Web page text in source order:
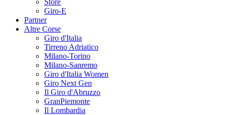
Store
Giro-E
Partner
Altre Corse
Giro d'Italia
Tirreno Adriatico
Milano-Torino
Milano-Sanremo
Giro d'Italia Women
Giro Next Gen
Il Giro d'Abruzzo
GranPiemonte
Il Lombardia